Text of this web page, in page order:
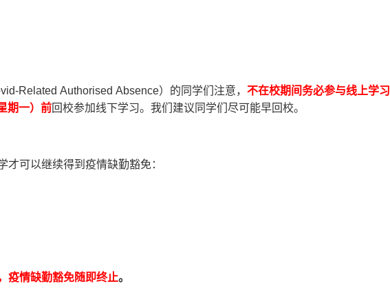
Related Authorised Absence）的同学们注意，不在校期间务必参与线上学习
期一）前回校参加线下学习。我们建议同学们尽可能早回校。
可以继续得到疫情缺勤豁免：
疫情缺勤豁免随即终止。